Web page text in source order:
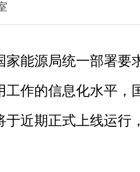
家能源局统一部署要
工作的信息化水平，
于近期正式上线运行